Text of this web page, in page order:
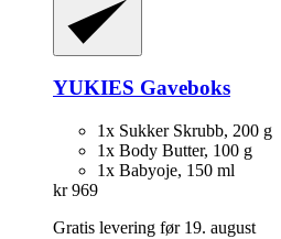
YUKIES Gaveboks
1x Sukker Skrubb, 200 g
1x Body Butter, 100 g
1x Babyoje, 150 ml
kr 969
Gratis levering før 19. august